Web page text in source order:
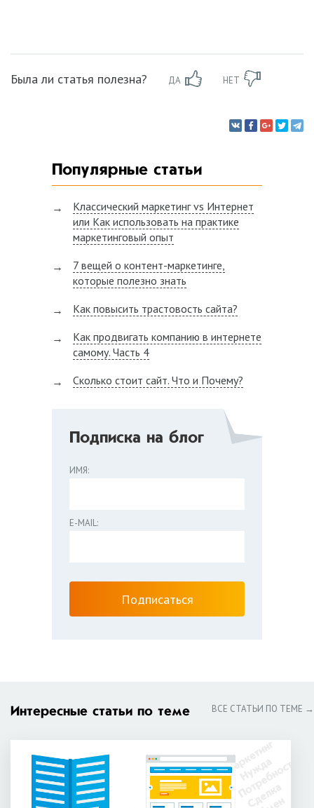
Была ли статья полезна? ДА НЕТ
Популярные статьи
Классический маркетинг vs Интернет
или Как использовать на практике
маркетинговый опыт
7 вещей о контент-маркетинге,
которые полезно знать
Как повысить трастовость сайта?
Как продвигать компанию в интернете
самому. Часть 4
Сколько стоит сайт. Что и Почему?
Подписка на блог
ИМЯ:
E-MAIL:
Интересные статьи по теме ВСЕ СТАТЬИ ПО ТЕМЕ →